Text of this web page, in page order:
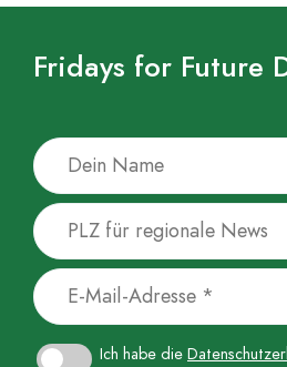
Fridays for Future
Ich habe die